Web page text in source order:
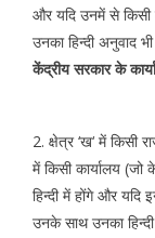
और यदि उनमें से किसी
उनका हिन्दी अनुवाद
केंद्रीय सरकार के
2. क्षेत्र ‘ख‘ में किसी
में किसी कार्यालय (जो
हिन्दी में होंगे और
उनके साथ उनका हिन्दी